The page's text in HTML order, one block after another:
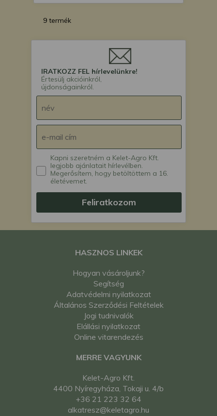
9 termék
IRATKOZZ FEL hírlevelünkre!
Értesülj akcióinkról,
újdonságainkról.
Kapni szeretném a Kelet-Agro Kft.
legjobb ajánlatait hírlevélben.
Megerősítem, hogy betöltöttem a 16.
életévemet.
Feliratkozom
HASZNOS LINKEK
Hogyan vásároljunk?
Segítség
Adatvédelmi nyilatkozat
Általános Szerződési Feltételek
Jogi tudnivalók
Elállási nyilatkozat
Online vitarendezés
MERRE VAGYUNK
Kelet-Agro Kft.
4400 Nyíregyháza, Tokaji u. 4/b
+36 21 223 32 64
alkatresz@keletagro.hu